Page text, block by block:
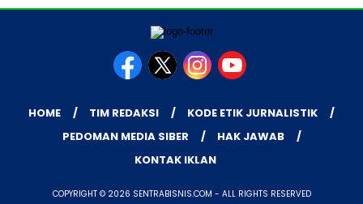
HOME TIM REDAKSI
KODE ETIK JURNALISTIK
PEDOMAN MEDIA SIBER
HAK JAWAB
KONTAK IKLAN
COPYRIGHT © 2026 SENTRABISNIS.COM - ALL RIGHTS RESERVED